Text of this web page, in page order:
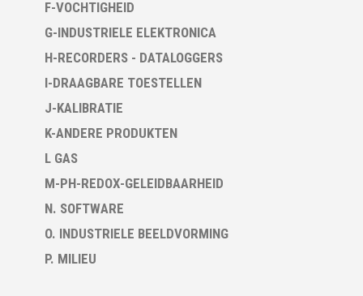
F-VOCHTIGHEID
G-INDUSTRIELE ELEKTRONICA
H-RECORDERS - DATALOGGERS
I-DRAAGBARE TOESTELLEN
J-KALIBRATIE
K-ANDERE PRODUKTEN
L GAS
M-PH-REDOX-GELEIDBAARHEID
N. SOFTWARE
O. INDUSTRIELE BEELDVORMING
P. MILIEU